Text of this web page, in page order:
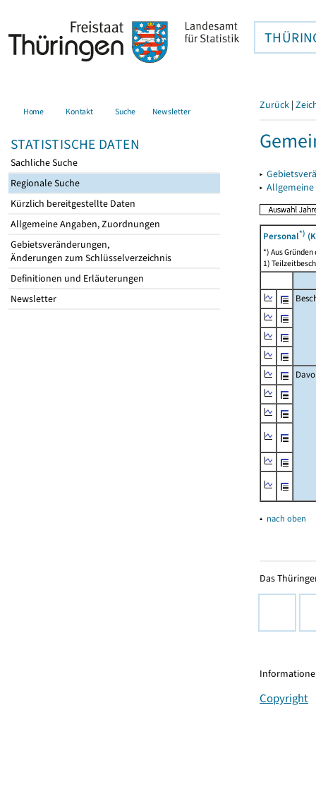
Home Kontakt Suche Newsletter
STATISTISCHE DATEN
Sachliche Suche
Regionale Suche
Kürzlich bereitgestellte Daten
Allgemeine Angaben, Zuordnungen
Gebietsveränderungen,
Änderungen zum Schlüsselverzeichnis
Definitionen und Erläuterungen
Newsletter
Zurück |
▸
▸
Personal*)
*) Aus
1)
▴ nach oben
Das
Copyright